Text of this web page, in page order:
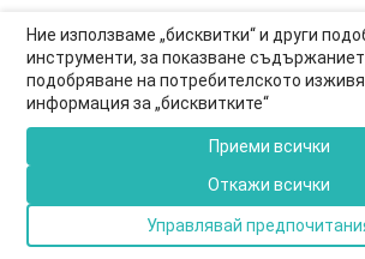
Ние използваме „бисквитки“ и други
инструменти, за показване
подобряване на потребителското
информация за „бисквитките“
Приеми всички
Откажи всички
Управлявай
0877-550-990
Информация за връзка